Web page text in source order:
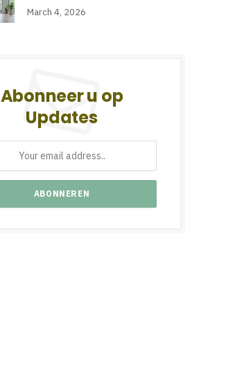
March 4, 2026
Abonneer u op
Updates